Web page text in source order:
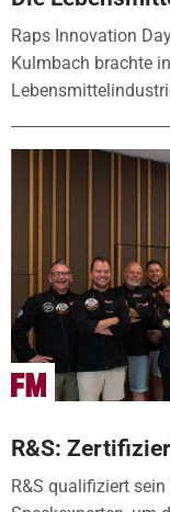
Raps Innovation
Kulmbach brachte
R&S:
R&S qualifiziert